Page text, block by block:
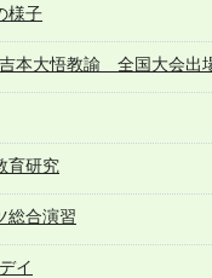
様子
本大悟教諭 全国大会出
育研究
総合演習
イ